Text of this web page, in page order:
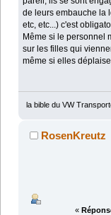
de leurs embauche la
etc, etc...) c'est
Même si le personnel
sur les filles qui
même si elles
la bible du VW
RosenKreutz
«